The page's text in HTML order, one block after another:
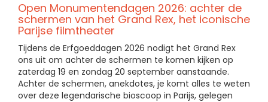
Open Monumentendagen 2026: achter de
schermen van het Grand Rex, het iconische
Parijse filmtheater
Tijdens de Erfgoeddagen 2026 nodigt het Grand Rex
ons uit om achter de schermen te komen kijken op
zaterdag 19 en zondag 20 september aanstaande.
Achter de schermen, anekdotes, je komt alles te weten
over deze legendarische bioscoop in Parijs, gelegen